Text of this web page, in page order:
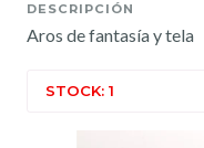
DESCRIPCIÓN
Aros de fantasía y tela
STOCK: 1